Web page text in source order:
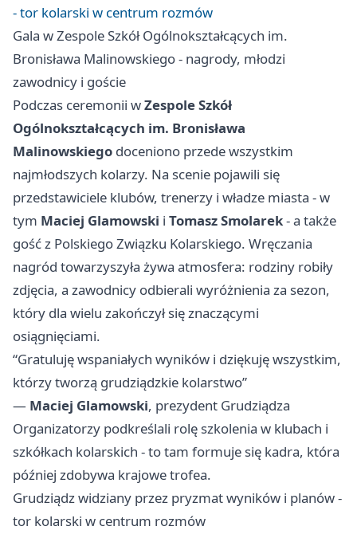
- tor kolarski w centrum rozmów
Gala w Zespole Szkół Ogólnokształcących im.
Bronisława Malinowskiego - nagrody, młodzi
zawodnicy i goście
Podczas ceremonii wZespole Szkół
Ogólnokształcących im. Bronisława
Malinowskiego doceniono przede wszystkim
najmłodszych kolarzy. Na scenie pojawili się
przedstawiciele klubów, trenerzy i władze miasta - w
tym Maciej Glamowski i Tomasz Smolarek- a także
gość z Polskiego Związku Kolarskiego. Wręczania
nagród towarzyszyła żywa atmosfera: rodziny robiły
zdjęcia, a zawodnicy odbierali wyróżnienia za sezon,
który dla wielu zakończył się znaczącymi
osiągnięciami.
“Gratuluję wspaniałych wyników i dziękuję wszystkim,
którzy tworzą grudziądzkie kolarstwo”
— Maciej Glamowski, prezydent Grudziądza
Organizatorzy podkreślali rolę szkolenia w klubach i
szkółkach kolarskich - to tam formuje się kadra, która
później zdobywa krajowe trofea.
Grudziądz widziany przez pryzmat wyników i planów -
tor kolarski w centrum rozmów